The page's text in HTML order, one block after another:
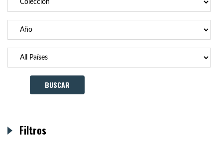
Filtros